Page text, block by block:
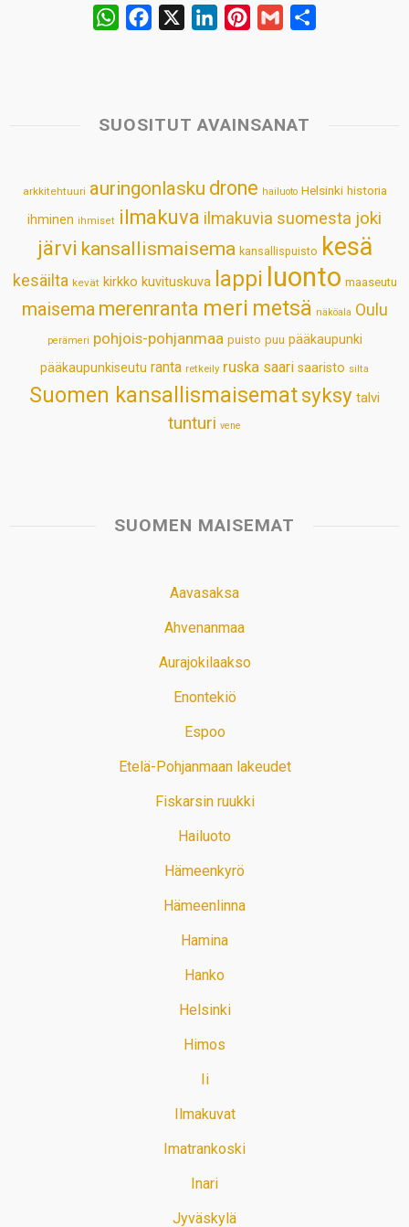
W
s
p
b
k
e
n
e
s
t
l
SUOSITUT AVAINSANAT
arkkitehtuuri auringonlasku drone hailuoto Helsinki historia
ihminen ihmiset ilmakuva ilmakuvia suomesta joki
järvi kansallismaisema kansallispuisto kesä
kesäilta kevät kirkko kuvituskuva lappi luonto maaseutu
maisema merenranta meri metsä näköala Oulu
perämeri pohjois-pohjanmaa puisto puu pääkaupunki
pääkaupunkiseutu ranta retkeily ruska saari saaristo silta
Suomen kansallismaisematsyksy talvi
tunturi vene
SUOMEN MAISEMAT
Aavasaksa
Ahvenanmaa
Aurajokilaakso
Enontekiö
Espoo
Etelä-Pohjanmaan lakeudet
Fiskarsin ruukki
Hailuoto
Hämeenkyrö
Hämeenlinna
Hamina
Hanko
Helsinki
Himos
Ii
Ilmakuvat
Imatrankoski
Inari
Jyväskylä